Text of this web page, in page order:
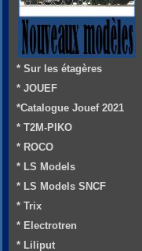
* Sur les étagères
* JOUEF
*Catalogue Jouef 2021
* T2M-PIKO
* ROCO
* LS Models
* LS Models SNCF
* Trix
* Electrotren
* Liliput